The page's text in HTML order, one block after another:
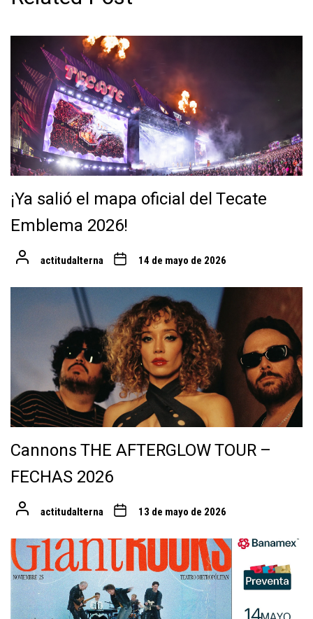
¡Ya salió el mapa oficial del Tecate
Emblema 2026!
actitudalterna 14 de mayo de 2026
Cannons THE AFTERGLOW TOUR –
FECHAS 2026
actitudalterna 13 de mayo de 2026